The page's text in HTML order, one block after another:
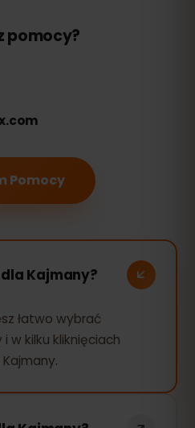
pomocy?
Pomocy
Kajmany?
łatwo wybrać
i w kilku kliknięciach